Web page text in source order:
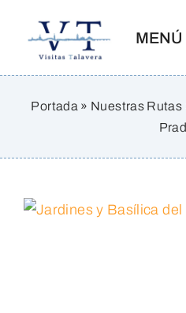
contenido
MENÚ
Home
Rutas
Portada » Nuestras Rutas